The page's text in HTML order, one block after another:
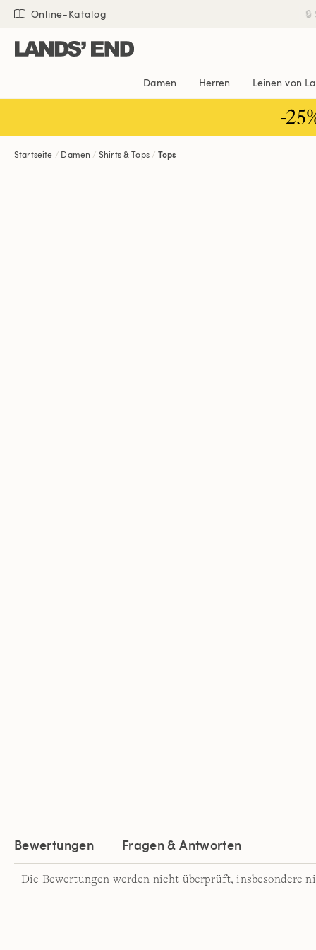
Direkt
Inhalt
Direkt
Navigation
Direkt
Suche
Online-Katalog
Damen Herren Leinen von
-
Startseite Damen Shirts & Tops Tops
Bewertungen Fragen & Antworten
Die Bewertungen werden nicht überprüft, insbesondere